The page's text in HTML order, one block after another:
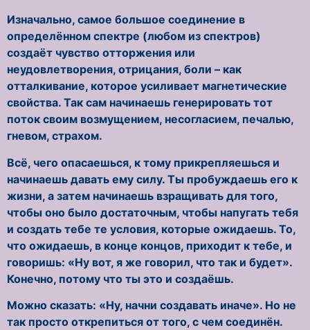
Изначально, самое большое соединение в
определённом спектре (любом из спектров)
создаёт чувство отторжения или
неудовлетворения, отрицания, боли – как
отталкивание, которое усиливает магнетические
свойства. Так сам начинаешь генерировать тот
поток своим возмущением, несогласием, печалью,
гневом, страхом.
Всё, чего опасаешься, к тому прикрепляешься и
начинаешь давать ему силу. Ты пробуждаешь его к
жизни, а затем начинаешь взращивать для того,
чтобы оно было достаточным, чтобы напугать тебя
и создать тебе те условия, которые ожидаешь. То,
что ожидаешь, в конце концов, приходит к тебе, и
говоришь: «Ну вот, я же говорил, что так и будет».
Конечно, потому что ты это и создаёшь.
Можно сказать: «Ну, начни создавать иначе». Но не
так просто открепиться от того, с чем соединён.